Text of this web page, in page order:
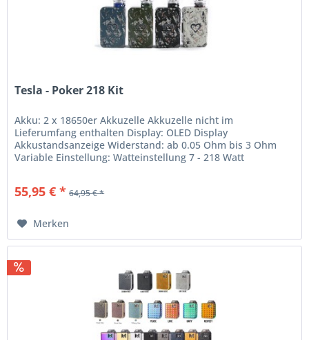
Tesla - Poker 218 Kit
Akku: 2 x 18650er Akkuzelle Akkuzelle nicht im
Lieferumfang enthalten Display: OLED Display
Akkustandsanzeige Widerstand: ab 0.05 Ohm bis 3 Ohm
Variable Einstellung: Watteinstellung 7 - 218 Watt
55,95 € * 64,95 € *
Merken